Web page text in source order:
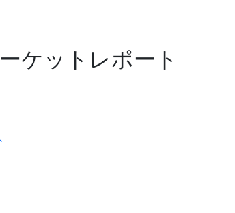
ケットレポート